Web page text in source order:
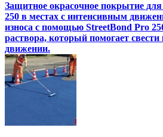
Защитное окрасочное покрытие
250 в местах с интенсивным
износа с помощью StreetBond Pro
раствора, который помогает
движении.